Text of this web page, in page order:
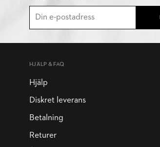
HJÄLP & FAQ
Hjälp
Diskret leverans
Betalning
Returer